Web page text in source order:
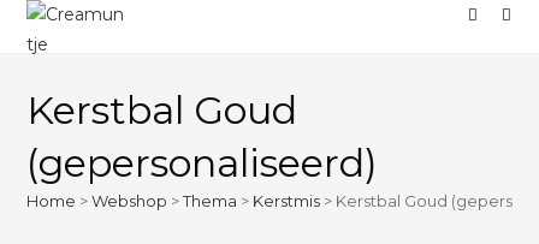
Kerstbal Goud
(gepersonaliseerd)
Home >Webshop >Thema > Kerstmis > Kerstbal Goud